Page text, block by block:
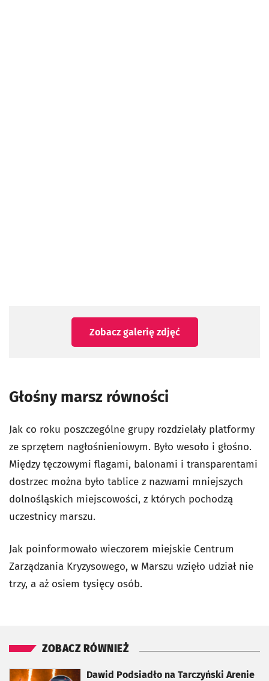
Zobacz galerię zdjęć
Głośny marsz równości
Jak co roku poszczególne grupy rozdzielały platformy
ze sprzętem nagłośnieniowym. Było wesoło i głośno.
Między tęczowymi flagami, balonami i transparentami
dostrzec można było tablice z nazwami mniejszych
dolnośląskich miejscowości, z których pochodzą
uczestnicy marszu.
Jak poinformowało wieczorem miejskie Centrum
Zarządzania Kryzysowego, w Marszu wzięło udział nie
trzy, a aż osiem tysięcy osób.
ZOBACZ RÓWNIEŻ
Dawid Podsiadło na Tarczyński Arenie
otworzy się w nowej karcie